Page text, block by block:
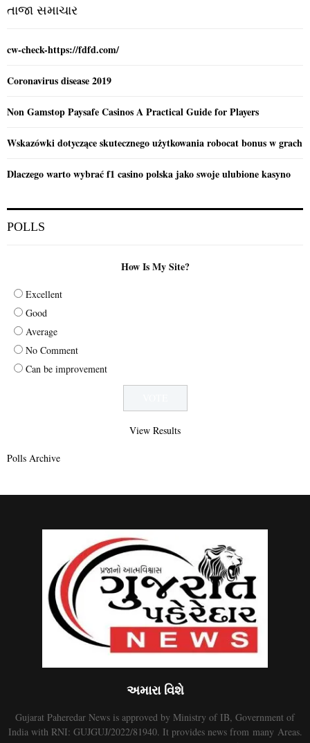
તાજા સમાચાર
cw-check-https://fdfd.com/
Coronavirus disease 2019
Non Gamstop Paysafe Casinos A Practical Guide for Players
Wskazówki dotyczące skutecznego użytkowania robocat bonus w grach
Dlaczego warto wybrać f1 casino polska jako swoje ulubione kasyno
POLLS
How Is My Site?
Excellent
Good
Average
No Comment
Can be improvement
View Results
Polls Archive
અમારા વિશે
Gujarat Paheredar News is approved by Ministry of IB, Government of
India with RNI: GUJGUJ/2022/81940. It provides news from many Areas.